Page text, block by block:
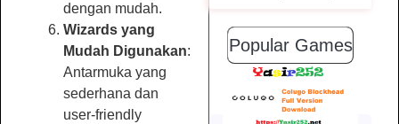
dengan mudah.
Wizards yang
Mudah Digunakan:
Antarmuka yang
sederhana dan
user-friendly
Popular Games